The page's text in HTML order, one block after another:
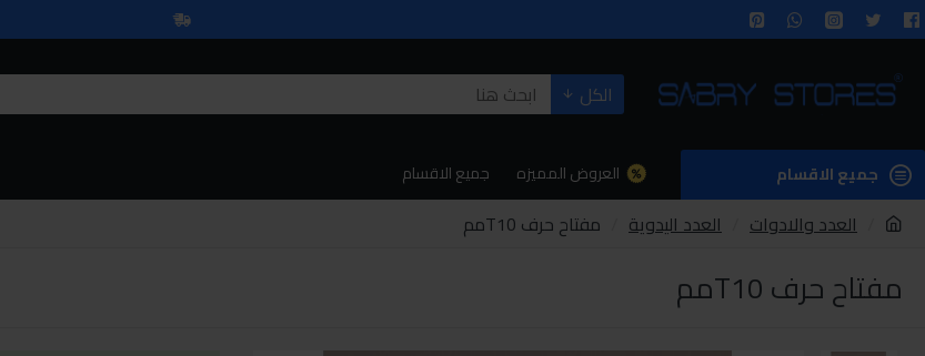
الكل
جميع الاقسام العروض المميزه جميع الاقسام
العدد والادوات العدد اليدوية مفتاح حرف T10مم
مفتاح حرف T10مم